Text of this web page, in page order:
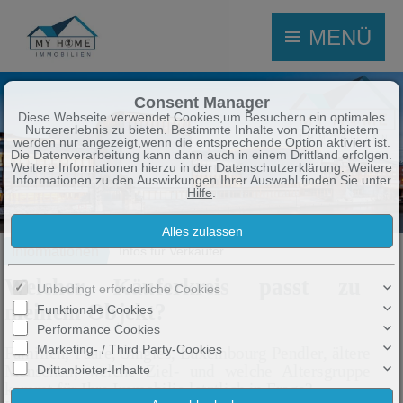
MENÜ
Informationen Infos für Verkäufer
Welcher Käuferkreis passt zu
meinem Objekt?
Familien, Paare, Singles, Luxembourg Pendler, ältere
Menschen, welche Ziel- und welche Altersgruppe
kommt für Ihre Immobilie letztlich in Frage?
Consent Manager
Diese Webseite verwendet Cookies,um Besuchern ein optimales
Nutzererlebnis zu bieten. Bestimmte Inhalte von Drittanbietern
werden nur angezeigt,wenn die entsprechende Option aktiviert ist.
Die Datenverarbeitung kann dann auch in einem Drittland erfolgen.
Weitere Informationen hierzu in der Datenschutzerklärung. Weitere
Informationen zu den Auswirkungen Ihrer Auswahl finden Sie unter
Hilfe
Unbedingt erforderliche Cookies
Funktionale Cookies
Performance Cookies
Marketing- / Third Party-Cookies
Drittanbieter-Inhalte